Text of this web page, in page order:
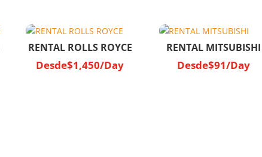
RENTAL ROLLS ROYCE
Desde$1,450/Day
RENTAL MITSUBISHI
Desde$91/Day